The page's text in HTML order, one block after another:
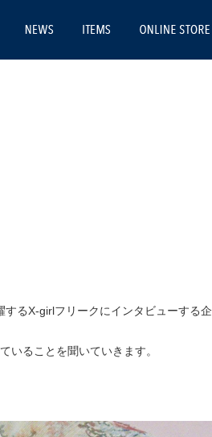
ITEMS
るX-girlフリークにインタビューする企
いることを聞いていきます。